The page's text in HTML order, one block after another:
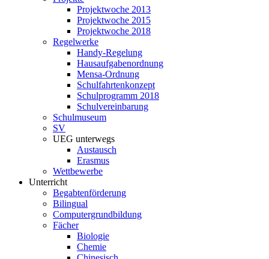
Projektwoche 2013
Projektwoche 2015
Projektwoche 2018
Regelwerke
Handy-Regelung
Hausaufgabenordnung
Mensa-Ordnung
Schulfahrtenkonzept
Schulprogramm 2018
Schulvereinbarung
Schulmuseum
SV
UEG unterwegs
Austausch
Erasmus
Wettbewerbe
Unterricht
Begabtenförderung
Bilingual
Computergrundbildung
Fächer
Biologie
Chemie